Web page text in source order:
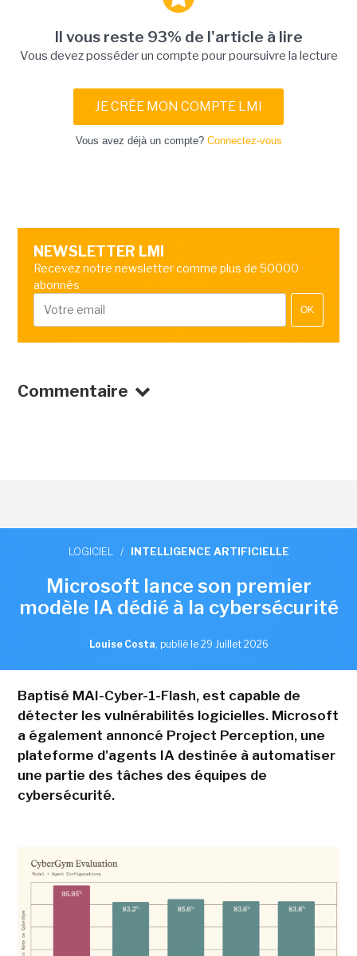
Il vous reste 93% de l'article à lire
Vous devez posséder un compte pour poursuivre la lecture
JE CRÉE MON COMPTE LMI
Vous avez déjà un compte? Connectez-vous
NEWSLETTER LMI
Recevez notre newsletter comme plus de 50000
abonnés
OK
Commentaire
LOGICIEL / INTELLIGENCE ARTIFICIELLE
Microsoft lance son premier
modèle IA dédié à la cybersécurité
Louise Costa, publié le 29 Juillet 2026
Baptisé MAI-Cyber-1-Flash, est capable de
détecter les vulnérabilités logicielles. Microsoft
a également annoncé Project Perception, une
plateforme d'agents IA destinée à automatiser
une partie des tâches des équipes de
cybersécurité.